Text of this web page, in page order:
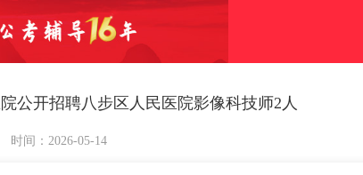
公开招聘八步区人民医院影像科技师2人
时间：2026-05-14